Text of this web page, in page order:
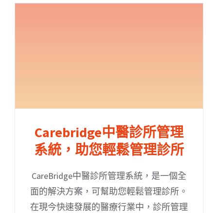
Carebridge中醫診所管理
系統，助您輕鬆管理診所
CareBridge中醫診所管理系統，是一個全
面的解決方案，可幫助您輕鬆管理診所。
在現今快速發展的醫療行業中，診所管理